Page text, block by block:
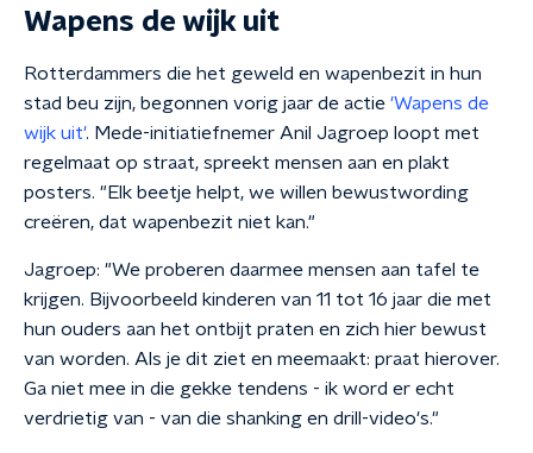
Wapens de wijk uit
Rotterdammers die het geweld en wapenbezit in hun
stad beu zijn, begonnen vorig jaar de actie 'Wapens de
wijk uit'. Mede-initiatiefnemer Anil Jagroep loopt met
regelmaat op straat, spreekt mensen aan en plakt
posters. "Elk beetje helpt, we willen bewustwording
creëren, dat wapenbezit niet kan."
Jagroep: "We proberen daarmee mensen aan tafel te
krijgen. Bijvoorbeeld kinderen van 11 tot 16 jaar die met
hun ouders aan het ontbijt praten en zich hier bewust
van worden. Als je dit ziet en meemaakt: praat hierover.
Ga niet mee in die gekke tendens - ik word er echt
verdrietig van - van die shanking en drill-video's."